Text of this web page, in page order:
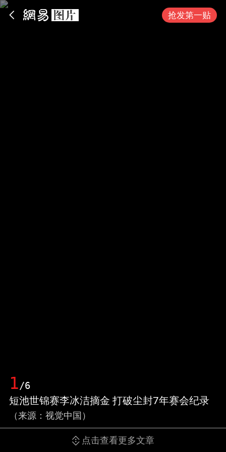
抢发第一贴
1/6
短池世锦赛李冰洁摘金 打破尘封7年赛会纪录
（来源：视觉中国）
点击查看更多文章
App内打开